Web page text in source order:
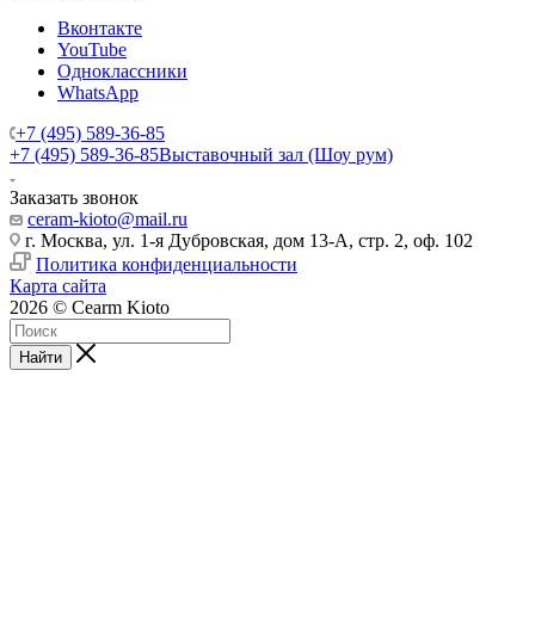
Вконтакте
YouTube
Одноклассники
WhatsApp
+7 (495) 589-36-85
+7 (495) 589-36-85Выставочный зал (Шоу рум)
Заказать звонок
ceram-kioto@mail.ru
г. Москва, ул. 1-я Дубровская, дом 13-А, стр. 2, оф. 102
Политика конфиденциальности
Карта сайта
2026 © Cearm Kioto
Найти